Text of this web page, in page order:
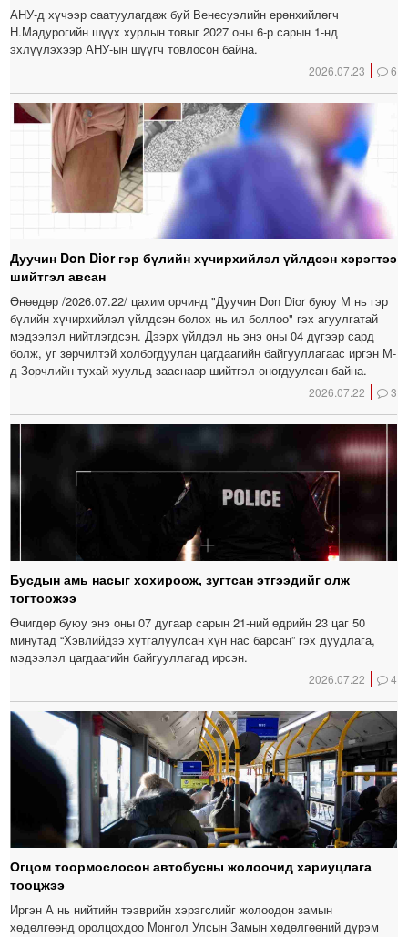
АНУ-д хүчээр саатуулагдаж буй Венесуэлийн ерөнхийлөгч
Н.Мадурогийн шүүх хурлын товыг 2027 оны 6-р сарын 1-нд
эхлүүлэхээр АНУ-ын шүүгч товлосон байна.
2026.07.23 6
Дуучин Don Dior гэр бүлийн хүчирхийлэл үйлдсэн хэрэгтээ
шийтгэл авсан
Өнөөдөр /2026.07.22/ цахим орчинд "Дуучин Don Dior буюу М нь гэр
бүлийн хүчирхийлэл үйлдсэн болох нь ил боллоо" гэх агуулгатай
мэдээлэл нийтлэгдсэн. Дээрх үйлдэл нь энэ оны 04 дүгээр сард
болж, уг зөрчилтэй холбогдуулан цагдаагийн байгууллагаас иргэн М-
д Зөрчлийн тухай хуульд зааснаар шийтгэл оногдуулсан байна.
2026.07.22 3
Бусдын амь насыг хохироож, зугтсан этгээдийг олж
тогтоожээ
Өчигдөр буюу энэ оны 07 дугаар сарын 21-ний өдрийн 23 цаг 50
минутад “Хэвлийдээ хутгалуулсан хүн нас барсан” гэх дуудлага,
мэдээлэл цагдаагийн байгууллагад ирсэн.
2026.07.22 4
Огцом тоормослосон автобусны жолоочид хариуцлага
тооцжээ
Иргэн А нь нийтийн тээврийн хэрэгслийг жолоодон замын
хөдөлгөөнд оролцохдоо Монгол Улсын Замын хөдөлгөөний дүрэм